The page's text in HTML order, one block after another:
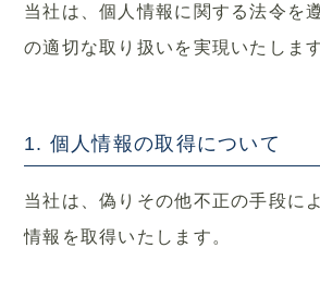
サイトマップ
介護事業TOP
グループサイトTOP
当社は、個人情報に関する法令を
の適切な取り扱いを実現いたします
1. 個人情報の取得について
当社は、偽りその他不正の手段に
情報を取得いたします。